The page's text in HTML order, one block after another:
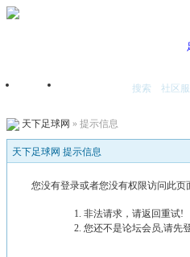
首页 搜索 社区
天下足球网 » 提示信息
天下足球网 提示信息
您没有登录或者您没有权限访问此页
非法请求，请返回重试!
您还不是论坛会员,请先